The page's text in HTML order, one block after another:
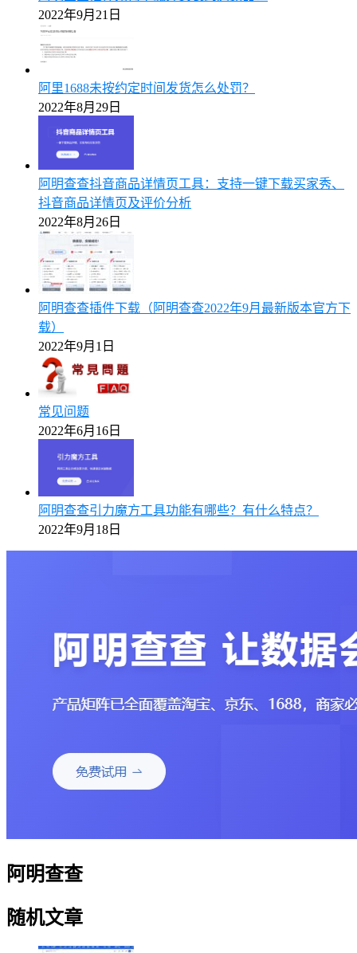
2022年9月21日
阿里1688未按约定时间发货怎么处罚？
2022年8月29日
阿明查查抖音商品详情页工具：支持一键下载买家秀、
抖音商品详情页及评价分析
2022年8月26日
阿明查查插件下载（阿明查查2022年9月最新版本官方下
载）
2022年9月1日
常见问题
2022年6月16日
阿明查查引力魔方工具功能有哪些？有什么特点？
2022年9月18日
阿明查查
随机文章